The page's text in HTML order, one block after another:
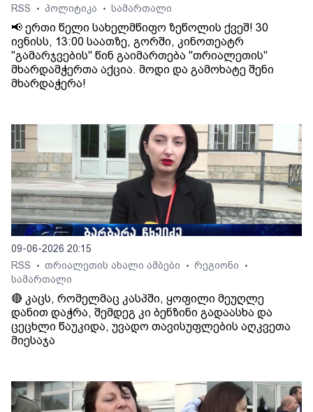
RSS
• პოლიტიკა • სამართალი
📢 ერთი წელი სახელმწიფო ზეწოლის ქვეშ! 30
ივნისს, 13:00 საათზე, გორში, კინოთეატრ
"გამარჯვების" წინ გაიმართება "თრიალეთის"
მხარდამჭერთა აქცია. მოდი და გამოხატე შენი
მხარდაჭერა!
09-06-2026 20:15
RSS
• თრიალეთის ახალი ამბები • რეგიონი •
სამართალი
🔴 კაცს, რომელმაც კასპში, ყოფილი მეუღლე
დანით დაჭრა, შემდეგ კი ბენზინი გადაასხა და
ცეცხლი წაუკიდა, უვადო თავისუფლების აღკვეთა
მიესაჯა